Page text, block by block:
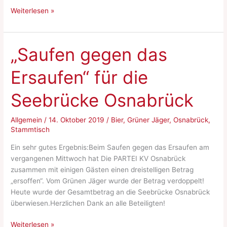
Aktion
reinigen“
Totensonntag
Weiterlesen »
„Saufen gegen das
Ersaufen“ für die
Seebrücke Osnabrück
Allgemein /14. Oktober 2019 / Bier,Grüner Jäger,Osnabrück,
Stammtisch
Ein sehr gutes Ergebnis:Beim Saufen gegen das Ersaufen am
vergangenen Mittwoch hat Die PARTEI KV Osnabrück
zusammen mit einigen Gästen einen dreistelligen Betrag
„ersoffen“. Vom Grünen Jäger wurde der Betrag verdoppelt!
Heute wurde der Gesamtbetrag an die Seebrücke Osnabrück
überwiesen.Herzlichen Dank an alle Beteiligten!
„Saufen
Weiterlesen »